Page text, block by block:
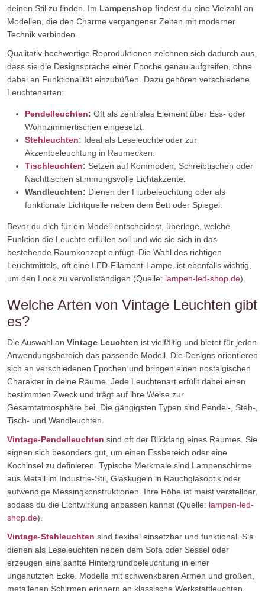
deinen Stil zu finden. Im Lampenshop findest du eine Vielzahl an
Modellen, die den Charme vergangener Zeiten mit moderner
Technik verbinden.
Qualitativ hochwertige Reproduktionen zeichnen sich dadurch aus,
dass sie die Designsprache einer Epoche genau aufgreifen, ohne
dabei an Funktionalität einzubüßen. Dazu gehören verschiedene
Leuchtenarten:
Pendelleuchten: Oft als zentrales Element über Ess- oder
Wohnzimmertischen eingesetzt.
Stehleuchten: Ideal als Leseleuchte oder zur
Akzentbeleuchtung in Raumecken.
Tischleuchten: Setzen auf Kommoden, Schreibtischen oder
Nachttischen stimmungsvolle Lichtakzente.
Wandleuchten: Dienen der Flurbeleuchtung oder als
funktionale Lichtquelle neben dem Bett oder Spiegel.
Bevor du dich für ein Modell entscheidest, überlege, welche
Funktion die Leuchte erfüllen soll und wie sie sich in das
bestehende Raumkonzept einfügt. Die Wahl des richtigen
Leuchtmittels, oft eine LED-Filament-Lampe, ist ebenfalls wichtig,
um den Look zu vervollständigen (Quelle: lampen-led-shop.de).
Welche Arten von Vintage Leuchten gibt
es?
Die Auswahl an Vintage Leuchten ist vielfältig und bietet für jeden
Anwendungsbereich das passende Modell. Die Designs orientieren
sich an verschiedenen Epochen und bringen einen nostalgischen
Charakter in deine Räume. Jede Leuchtenart erfüllt dabei einen
bestimmten Zweck und trägt auf ihre Weise zur
Gesamtatmosphäre bei. Die gängigsten Typen sind Pendel-, Steh-,
Tisch- und Wandleuchten.
Vintage-Pendelleuchten sind oft der Blickfang eines Raumes. Sie
eignen sich besonders gut, um einen Essbereich oder eine
Kochinsel zu definieren. Typische Merkmale sind Lampenschirme
aus Metall im Industrie-Stil, Glaskugeln in Rauchglasoptik oder
aufwendige Messingkonstruktionen. Ihre Höhe ist meist verstellbar,
sodass du die Lichtwirkung anpassen kannst (Quelle: lampen-led-
shop.de).
Vintage-Stehleuchten sind flexibel einsetzbar und funktional. Sie
dienen als Leseleuchten neben dem Sofa oder Sessel oder
erzeugen eine sanfte Hintergrundbeleuchtung in einer
ungenutzten Ecke. Modelle mit schwenkbaren Armen und großen,
metallenen Schirmen erinnern an klassische Werkstattleuchten,